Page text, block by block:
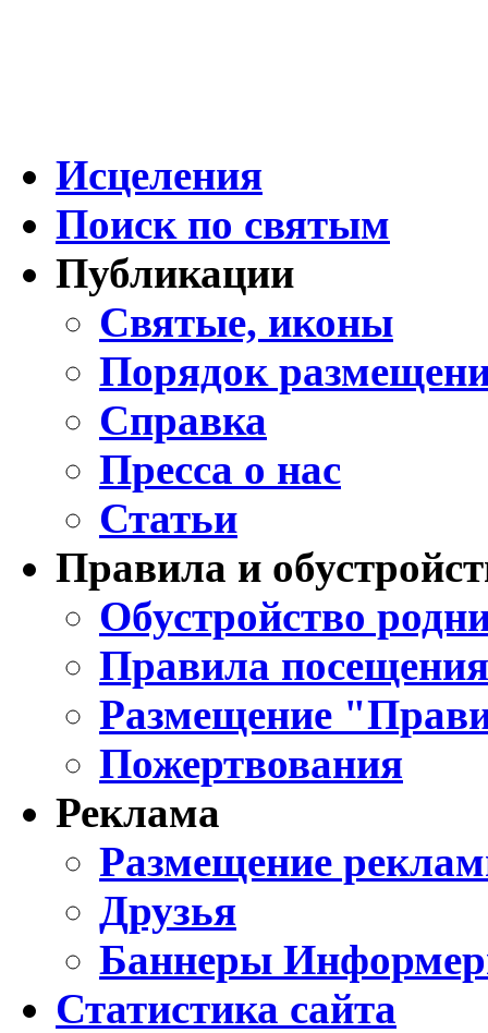
Исцеления
Поиск по святым
Публикации
Святые, иконы
Порядок
Справка
Пресса о нас
Статьи
Правила и
Обустройство
Правила
Размещение
Пожертвования
Реклама
Размещение
Друзья
Баннеры
Статистика сайта